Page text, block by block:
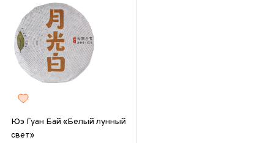
Юэ Гуан Бай «Белый лунный
свет»